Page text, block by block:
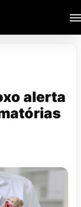
alerta